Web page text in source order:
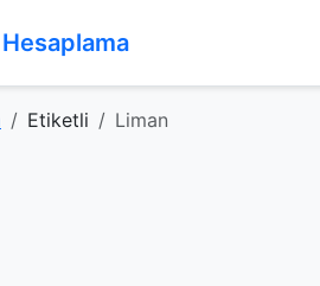
Etiketli Liman